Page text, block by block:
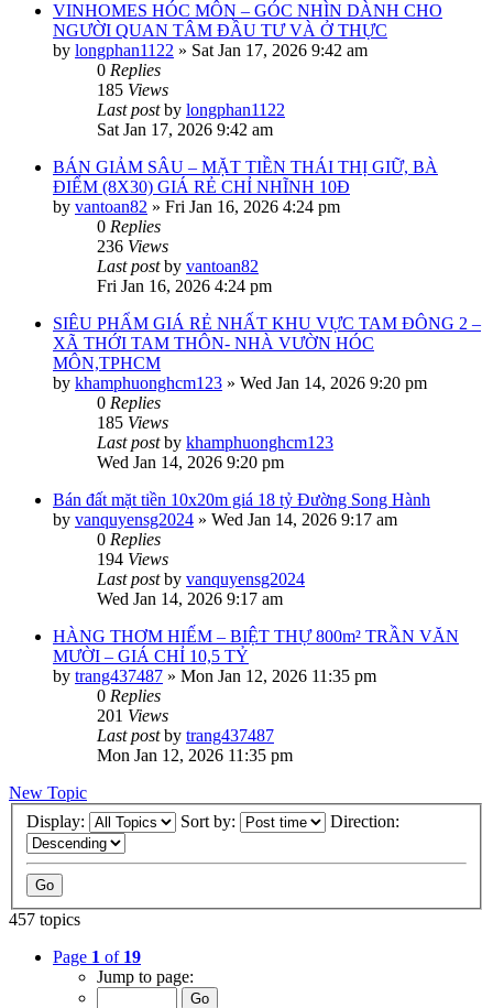
VINHOMES HÓC MÔN – GÓC NHÌN DÀNH CHO
NGƯỜI QUAN TÂM ĐẦU TƯ VÀ Ở THỰC
by longphan1122 » Sat Jan 17, 2026 9:42 am
0 Replies
185 Views
Last postby longphan1122
Sat Jan 17, 2026 9:42 am
BÁN GIẢM SÂU – MẶT TIỀN THÁI THỊ GIỮ, BÀ
ĐIỂM (8X30) GIÁ RẺ CHỈ NHĨNH 10Đ
by vantoan82 » Fri Jan 16, 2026 4:24 pm
0 Replies
236 Views
Last postby vantoan82
Fri Jan 16, 2026 4:24 pm
SIÊU PHẨM GIÁ RẺ NHẤT KHU VỰC TAM ĐÔNG 2 –
XÃ THỚI TAM THÔN- NHÀ VƯỜN HÓC
MÔN,TPHCM
by khamphuonghcm123 » Wed Jan 14, 2026 9:20 pm
0 Replies
185 Views
Last postby khamphuonghcm123
Wed Jan 14, 2026 9:20 pm
Bán đất mặt tiền 10x20m giá 18 tỷ Đường Song Hành
by vanquyensg2024 » Wed Jan 14, 2026 9:17 am
0 Replies
194 Views
Last postby vanquyensg2024
Wed Jan 14, 2026 9:17 am
HÀNG THƠM HIẾM – BIỆT THỰ 800m² TRẦN VĂN
MƯỜI – GIÁ CHỈ 10,5 TỶ
by trang437487 » Mon Jan 12, 2026 11:35 pm
0 Replies
201 Views
Last postby trang437487
Mon Jan 12, 2026 11:35 pm
New Topic
Display:
Sort by: Direction:
457 topics
Page 1 of 19
Jump to page: